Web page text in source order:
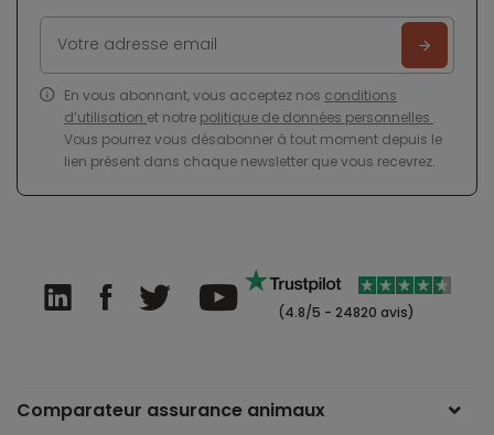
En vous abonnant, vous acceptez nos conditions
d’utilisation et notre politique de données personnelles .
Vous pourrez vous désabonner à tout moment depuis le
lien présent dans chaque newsletter que vous recevrez.
(4.8/5 - 24820 avis)
Comparateur assurance animaux